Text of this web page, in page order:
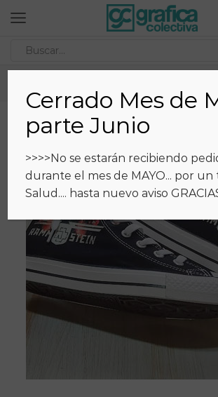
input
Cerrado Mes de
parte Junio
>>>>No se estarán recibiendo
durante el mes de MAYO... por un
Salud.... hasta nuevo aviso